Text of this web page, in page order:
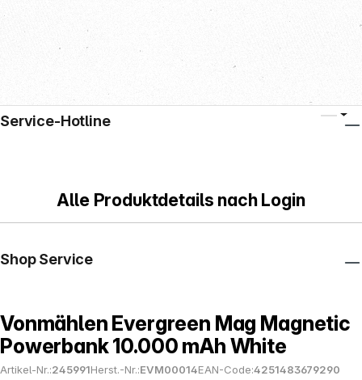
Alle Produktdetails nach Login
Vonmählen Evergreen Mag Magnetic
Powerbank 10.000 mAh White
Artikel-Nr.:245991Herst.-Nr.:EVM00014EAN-Code:4251483679290
Service-Hotline
Shop Service